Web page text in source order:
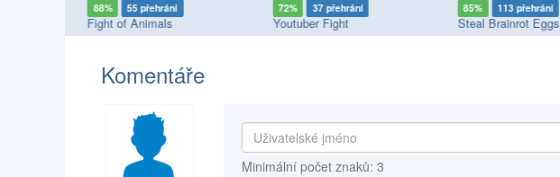
88% 55 přehrání
Fight of Animals
72% 37 přehrání
Youtuber Fight
85% 113 přehrání
Steal Brainrot Eggs
Komentáře
Minimální počet znaků: 3